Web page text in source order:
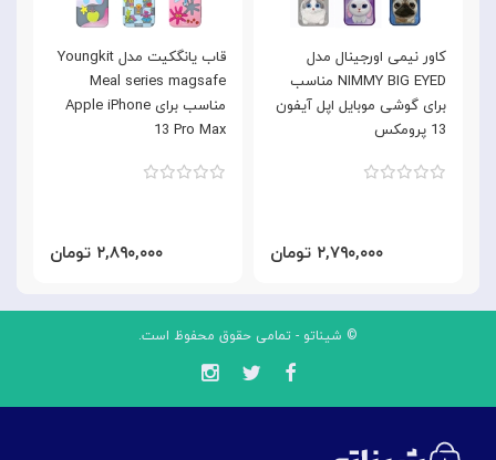
قاب یانگکیت مدل Youngkit
Meal series magsafe
مناسب برای Apple iPhone
13 Pro Max
۲,۸۹۰,۰۰۰ تومان
کاور نیمی اورجینال مدل
NIMMY BIG EYED مناسب
برای گوشی موبایل اپل آیفون
13 پرومکس
۲,۷۹۰,۰۰۰ تومان
© شیناتو - تمامی حقوق محفوظ است.